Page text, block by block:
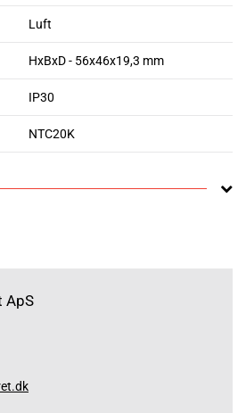
Luft
HxBxD - 56x46x19,3 mm
IP30
NTC20K
ApS